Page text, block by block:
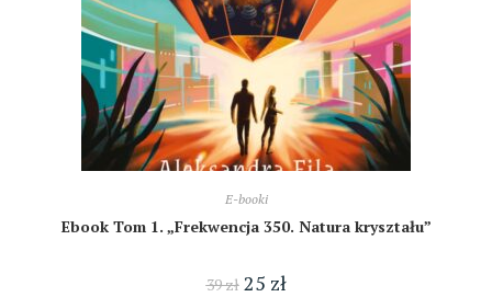
E-booki
Ebook Tom 1. „Frekwencja 350. Natura kryształu”
39zł 25 zł